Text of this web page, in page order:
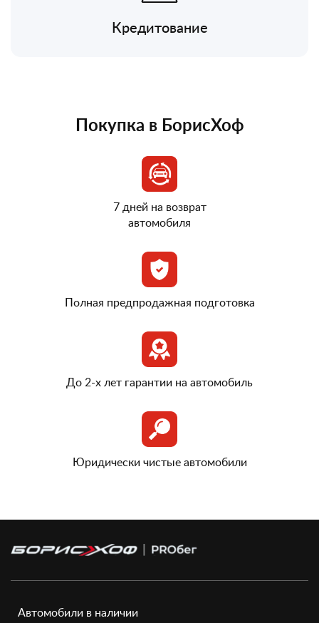
Кредитование
Покупка в БорисХоф
7 дней на возврат
автомобиля
Полная предпродажная подготовка
До 2-х лет гарантии на автомобиль
Юридически чистые автомобили
Автомобили в наличии